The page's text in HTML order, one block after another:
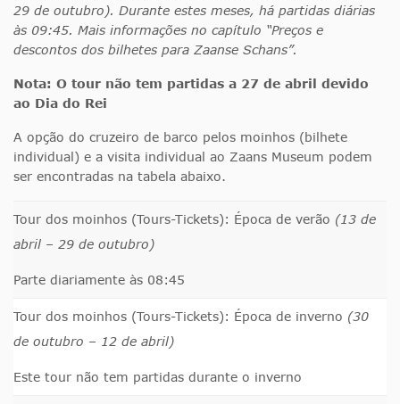
29 de outubro). Durante estes meses, há partidas diárias
às 09:45. Mais informações no capítulo “Preços e
descontos dos bilhetes para Zaanse Schans”.
Nota: O tour não tem partidas a 27 de abril devido
ao Dia do Rei
A opção do cruzeiro de barco pelos moinhos (bilhete
individual) e a visita individual ao Zaans Museum podem
ser encontradas na tabela abaixo.
Tour dos moinhos (Tours-Tickets): Época de verão (13 de
abril – 29 de outubro)
Parte diariamente às 08:45
Tour dos moinhos (Tours-Tickets): Época de inverno (30
de outubro – 12 de abril)
Este tour não tem partidas durante o inverno